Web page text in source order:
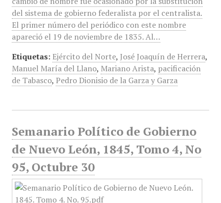
del sistema de gobierno federalista por el centralista.
El primer número del periódico con este nombre
apareció el 19 de noviembre de 1835. Al…
Etiquetas: Ejército del Norte, José Joaquín de Herrera,
Manuel María del Llano, Mariano Arista, pacificación
de Tabasco, Pedro Dionisio de la Garza y Garza
Semanario Político de Gobierno
de Nuevo León, 1845, Tomo 4, No
95, Octubre 30